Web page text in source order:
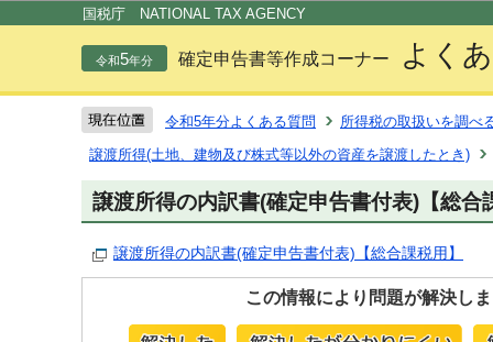
国税庁 NATIONAL TAX AGENCY
令和5年分 確定申告書等作成コーナー よく
令和5年分よくある質問
所得税の取扱いを調べ
譲渡所得(土地、建物及び株式等以外の資産を譲渡したとき)
譲渡所得の内訳書(確定申告書付表)【総合
譲渡所得の内訳書(確定申告書付表)【総合課税用】
この情報により問題が解決し